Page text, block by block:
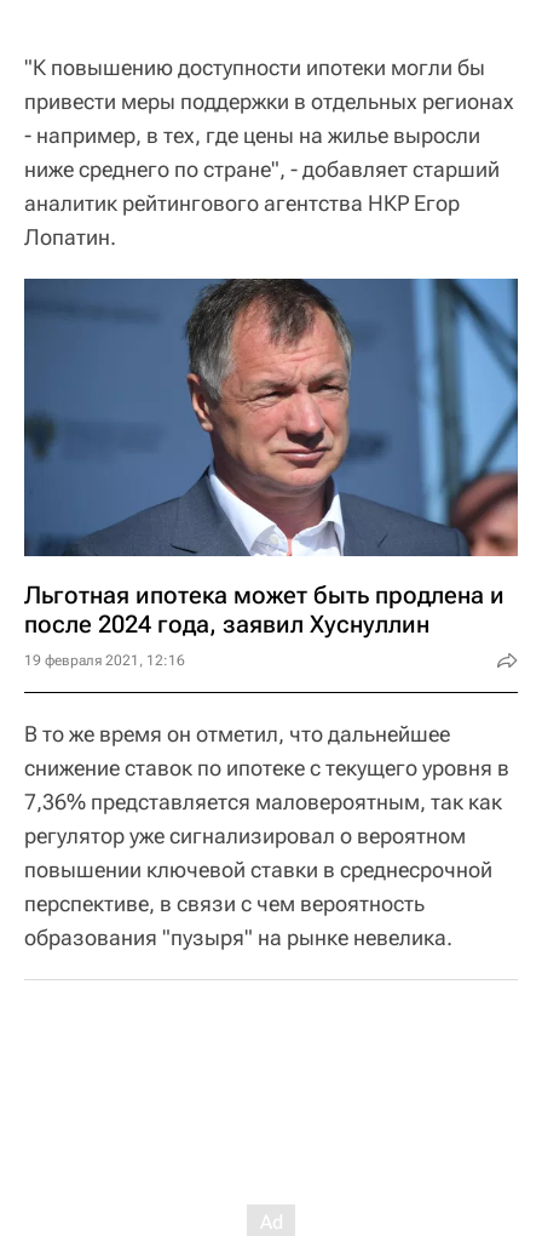
"К повышению доступности ипотеки могли бы
привести меры поддержки в отдельных регионах
- например, в тех, где цены на жилье выросли
ниже среднего по стране", - добавляет старший
аналитик рейтингового агентства НКР Егор
Лопатин.
Льготная ипотека может быть продлена и
после 2024 года, заявил Хуснуллин
19 февраля 2021, 12:16
В то же время он отметил, что дальнейшее
снижение ставок по ипотеке с текущего уровня в
7,36% представляется маловероятным, так как
регулятор уже сигнализировал о вероятном
повышении ключевой ставки в среднесрочной
перспективе, в связи с чем вероятность
образования "пузыря" на рынке невелика.